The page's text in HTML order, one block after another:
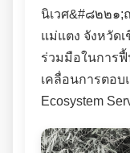
นิเวศ&#๘๒๒๑;
แม่แตง จังหวัด
ร่วมมือในการ
เคลื่อนการตอบ
Ecosystem